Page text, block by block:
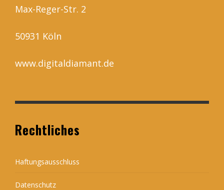
Max-Reger-Str. 2
50931 Köln
www.digitaldiamant.de
Rechtliches
Haftungsausschluss
Datenschutz